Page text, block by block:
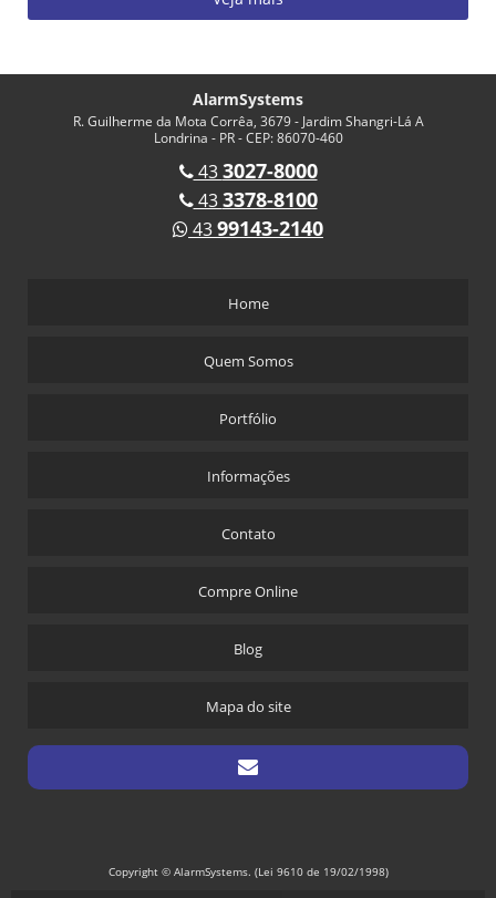
AlarmSystems
R. Guilherme da Mota Corrêa, 3679 - Jardim Shangri-Lá A
Londrina - PR - CEP: 86070-460
433027-8000
433378-8100
4399143-2140
Home
Quem Somos
Portfólio
Informações
Contato
Compre Online
Blog
Mapa do site
Copyright © AlarmSystems. (Lei 9610 de 19/02/1998)